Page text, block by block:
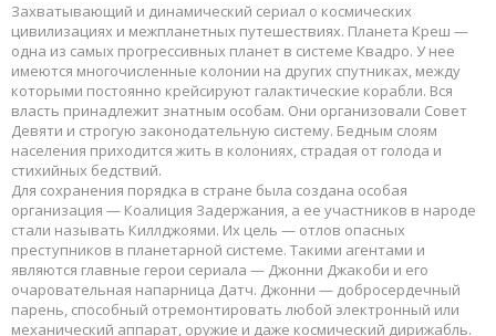
Захватывающий и динамический сериал о космических
цивилизациях и межпланетных путешествиях. Планета Креш —
одна из самых прогрессивных планет в системе Квадро. У нее
имеются многочисленные колонии на других спутниках, между
которыми постоянно крейсируют галактические корабли. Вся
власть принадлежит знатным особам. Они организовали Совет
Девяти и строгую законодательную систему. Бедным слоям
населения приходится жить в колониях, страдая от голода и
стихийных бедствий.
Для сохранения порядка в стране была создана особая
организация — Коалиция Задержания, а ее участников в народе
стали называть Киллджоями. Их цель — отлов опасных
преступников в планетарной системе. Такими агентами и
являются главные герои сериала — Джонни Джакоби и его
очаровательная напарница Датч. Джонни — добросердечный
парень, способный отремонтировать любой электронный или
механический аппарат, оружие и даже космический дирижабль.